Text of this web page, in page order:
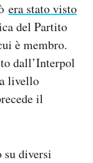
era stato visto
del Partito
è membro.
dall’Interpol
a livello
il
su diversi